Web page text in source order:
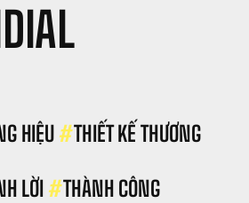
HIỆU #THIẾT KẾ THƯƠNG
LỜI #THÀNH CÔNG